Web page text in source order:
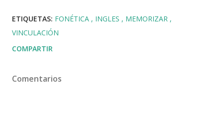
ETIQUETAS: FONÉTICA INGLES
MEMORIZAR
VINCULACIÓN
COMPARTIR
Comentarios